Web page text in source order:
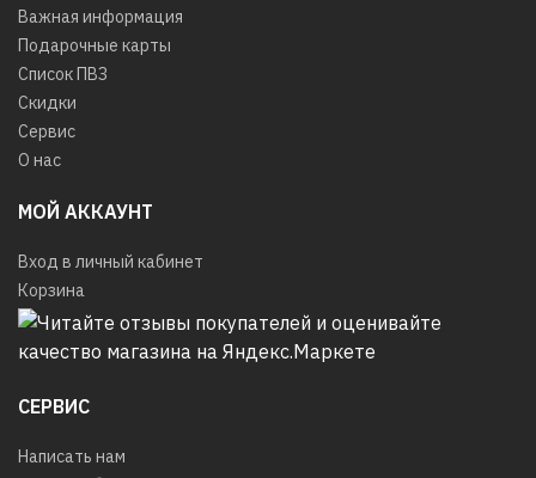
Важная информация
Подарочные карты
Список ПВЗ
Скидки
Сервис
О нас
МОЙ АККАУНТ
Вход в личный кабинет
Корзина
СЕРВИС
Написать нам